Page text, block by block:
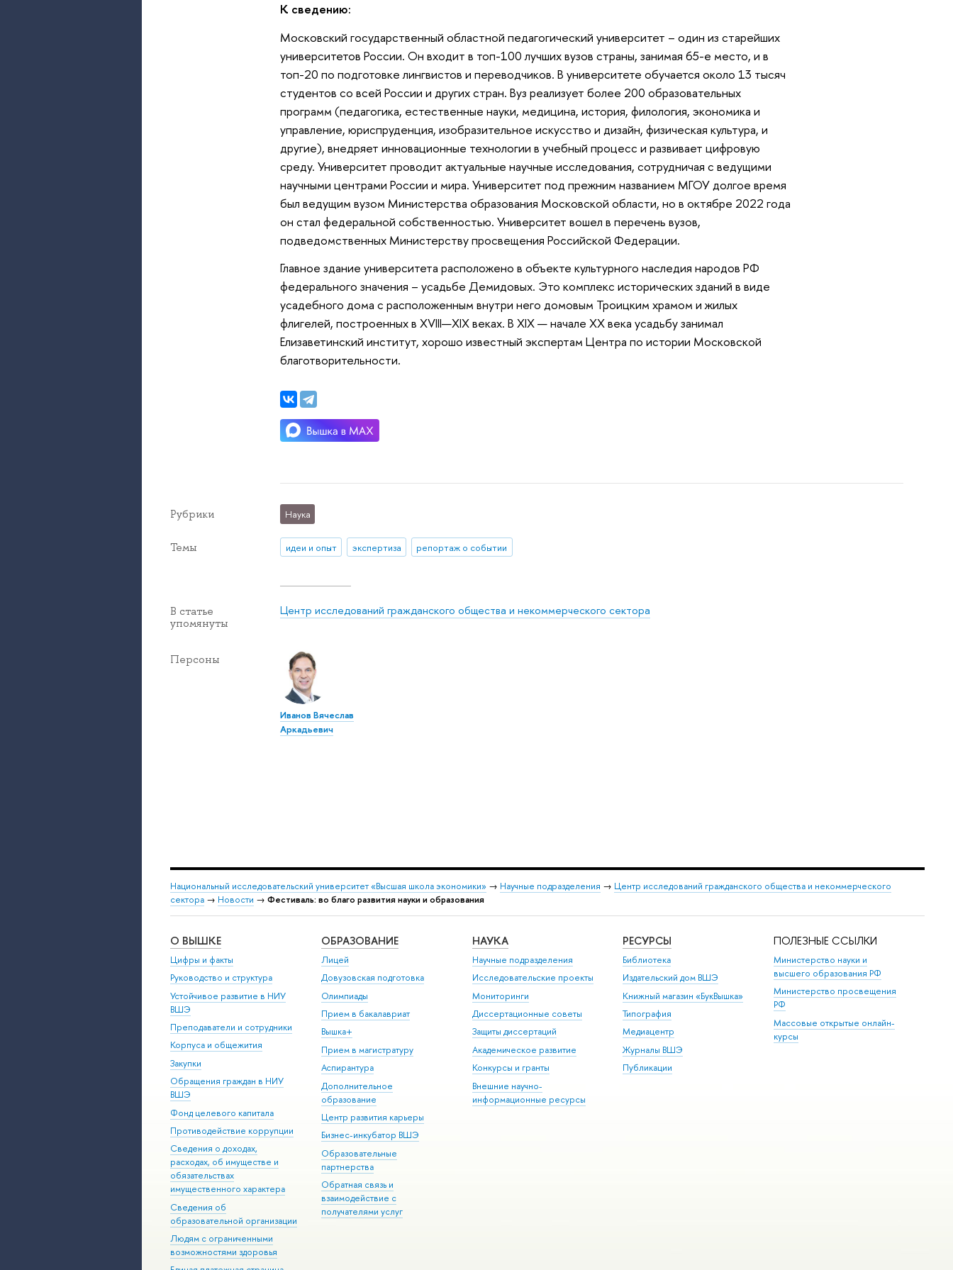
К сведению:
Московский государственный областной педагогический университет – один из старейших
университетов России. Он входит в топ-100 лучших вузов страны, занимая 65-е место, и в
топ-20 по подготовке лингвистов и переводчиков. В университете обучается около 13 тысяч
студентов со всей России и других стран. Вуз реализует более 200 образовательных
программ (педагогика, естественные науки, медицина, история, филология, экономика и
управление, юриспруденция, изобразительное искусство и дизайн, физическая культура, и
другие), внедряет инновационные технологии в учебный процесс и развивает цифровую
среду. Университет проводит актуальные научные исследования, сотрудничая с ведущими
научными центрами России и мира. Университет под прежним названием МГОУ долгое время
был ведущим вузом Министерства образования Московской области, но в октябре 2022 года
он стал федеральной собственностью. Университет вошел в перечень вузов,
подведомственных Министерству просвещения Российской Федерации.
Главное здание университета расположено в объекте культурного наследия народов РФ
федерального значения – усадьбе Демидовых. Это комплекс исторических зданий в виде
усадебного дома с расположенным внутри него домовым Троицким храмом и жилых
флигелей, построенных в XVIII—XIX веках. В XIX — начале XX века усадьбу занимал
Елизаветинский институт, хорошо известный экспертам Центра по истории Московской
благотворительности.
Рубрики Наука
Темы идеи и опыт экспертиза репортаж о событии
В статье
упомянуты
Центр исследований гражданского общества и некоммерческого сектора
Персоны
Иванов Вячеслав
Аркадьевич
Национальный исследовательский университет «Высшая школа экономики» → Научные подразделения → Центр исследований гражданского общества и некоммерческого
сектора → Новости → Фестиваль: во благо развития науки и образования
О ВЫШКЕ
Цифры и факты
Руководство и структура
Устойчивое развитие в НИУ
ВШЭ
Преподаватели и сотрудники
Корпуса и общежития
Закупки
Обращения граждан в НИУ
ВШЭ
Фонд целевого капитала
Противодействие коррупции
Сведения о доходах,
расходах, об имуществе и
обязательствах
имущественного характера
Сведения об
образовательной организации
Людям с ограниченными
возможностями здоровья
ОБРАЗОВАНИЕ
Лицей
Довузовская подготовка
Олимпиады
Прием в бакалавриат
Вышка+
Прием в магистратуру
Аспирантура
Дополнительное
образование
Центр развития карьеры
Бизнес-инкубатор ВШЭ
Образовательные
партнерства
Обратная связь и
взаимодействие с
получателями услуг
НАУКА
Научные подразделения
Исследовательские проекты
Мониторинги
Диссертационные советы
Защиты диссертаций
Академическое развитие
Конкурсы и гранты
Внешние научно-
информационные ресурсы
РЕСУРСЫ
Библиотека
Издательский дом ВШЭ
Книжный магазин «БукВышка»
Типография
Медиацентр
Журналы ВШЭ
Публикации
ПОЛЕЗНЫЕ ССЫЛКИ
Министерство науки и
высшего образования РФ
Министерство просвещения
РФ
Массовые открытые онлайн-
курсы